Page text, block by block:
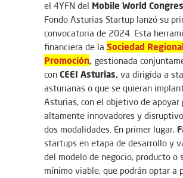
el 4YFN del Mobile World
Fondo Asturias Startup lanzó su
convocatoria de 2024. Esta
financiera de la Sociedad
Promoción, gestionada
con CEEI Asturias, va dirigida a
asturianas o que se quieran
Asturias, con el objetivo de apoyar
altamente innovadores y
dos modalidades. En primer lugar,
startups en etapa de desarrollo y
del modelo de negocio, producto o
mínimo viable, que podrán optar a